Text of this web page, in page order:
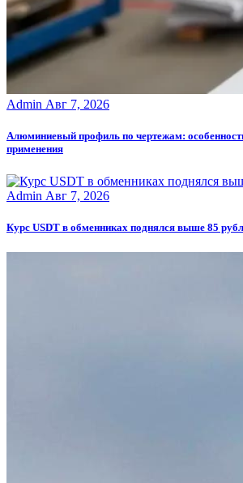
Admin Авг 7, 2026
Алюминиевый профиль по чертежам:
применения
Admin Авг 7, 2026
Курс USDT в обменниках поднялся выше 85